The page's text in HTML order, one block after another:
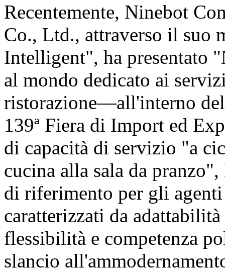
Recentemente, Ninebot
Co., Ltd., attraverso il suo
Intelligent", ha
al mondo dedicato ai
ristorazione—all'interno
139ª Fiera di Import ed
di capacità di servizio "a
cucina alla sala da
di riferimento per gli
caratterizzati da
flessibilità e competenza
slancio